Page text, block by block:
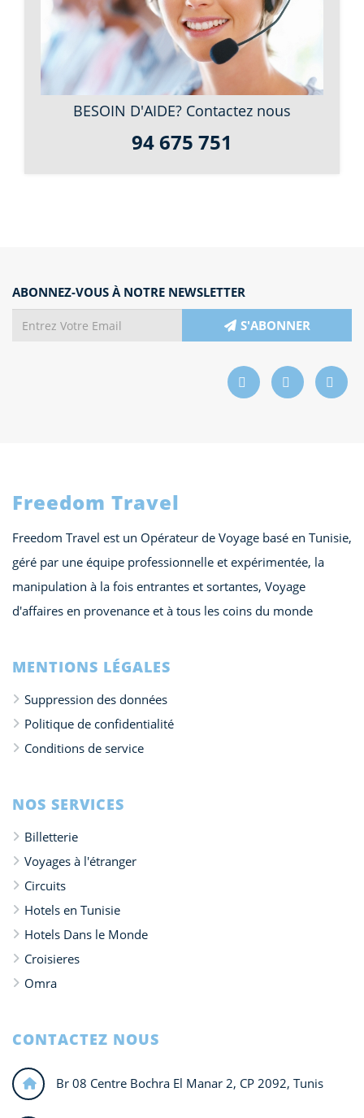
BESOIN D'AIDE? Contactez nous
94 675 751
ABONNEZ-VOUS À NOTRE NEWSLETTER
S'ABONNER
Freedom Travel
Freedom Travel est un Opérateur de Voyage basé en Tunisie,
géré par une équipe professionnelle et expérimentée, la
manipulation à la fois entrantes et sortantes, Voyage
d'affaires en provenance et à tous les coins du monde
MENTIONS LÉGALES
Suppression des données
Politique de confidentialité
Conditions de service
NOS SERVICES
Billetterie
Voyages à l'étranger
Circuits
Hotels en Tunisie
Hotels Dans le Monde
Croisieres
Omra
CONTACTEZ NOUS
Br 08 Centre Bochra El Manar 2, CP 2092, Tunis